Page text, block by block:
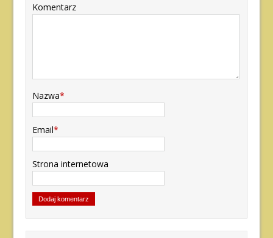
Komentarz
Nazwa*
Email*
Strona internetowa